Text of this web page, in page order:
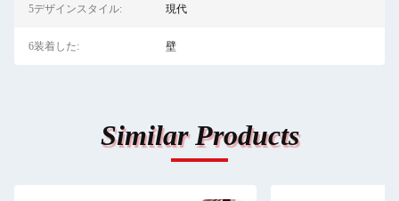
5デザインスタイル: 現代
6装着した: 壁
Similar Products